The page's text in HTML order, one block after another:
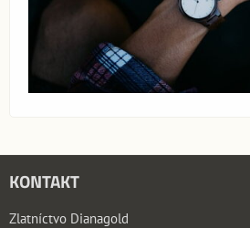
KONTAKT
Zlatníctvo Dianagold